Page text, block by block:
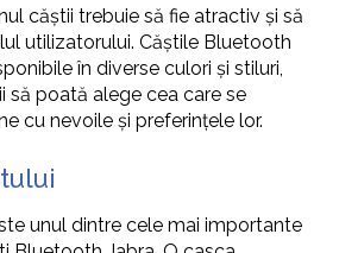
căștii trebuie să fie atractiv și să
utilizatorului. Căștile Bluetooth
în diverse culori și stiluri,
să poată alege cea care se
cu nevoile și preferințele lor.
unul dintre cele mai importante